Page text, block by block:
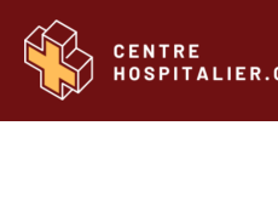
contenu